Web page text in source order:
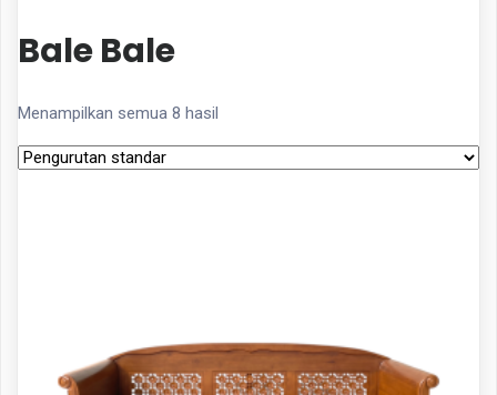
Bale Bale
Menampilkan semua 8 hasil